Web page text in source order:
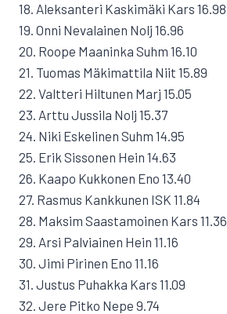
18. Aleksanteri Kaskimäki Kars 16.98
19. Onni Nevalainen Nolj 16.96
20. Roope Maaninka Suhm 16.10
21. Tuomas Mäkimattila Niit 15.89
22. Valtteri Hiltunen Marj 15.05
23. Arttu Jussila Nolj 15.37
24. Niki Eskelinen Suhm 14.95
25. Erik Sissonen Hein 14.63
26. Kaapo Kukkonen Eno 13.40
27. Rasmus Kankkunen ISK 11.84
28. Maksim Saastamoinen Kars 11.36
29. Arsi Palviainen Hein 11.16
30. Jimi Pirinen Eno 11.16
31. Justus Puhakka Kars 11.09
32. Jere Pitko Nepe 9.74